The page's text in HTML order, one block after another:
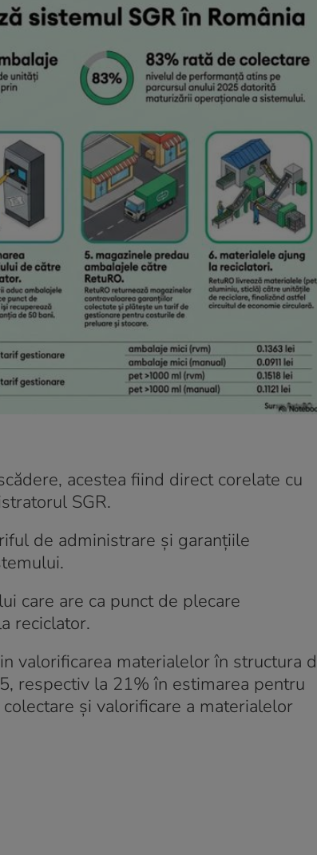
acestea fiind direct corelate cu
SGR.
de administrare și garanțiile
care are ca punct de plecare
reciclator.
valorificarea materialelor în structura
respectiv la 21% în estimarea pentru
și valorificare a materialelor